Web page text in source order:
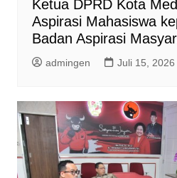
Ketua DPRD Kota
Aspirasi Mahasiswa
Badan Aspirasi
admingen Juli 15, 2026